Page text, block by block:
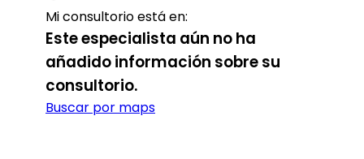
Mi consultorio está en:
Este especialista aún no ha
añadido información sobre su
consultorio.
Buscar por maps